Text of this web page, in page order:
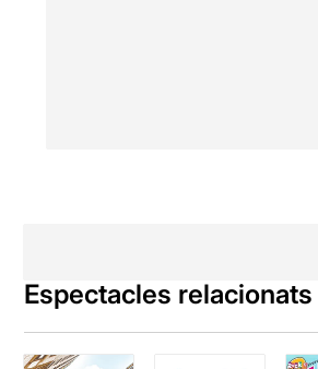
Espectacles relacionats